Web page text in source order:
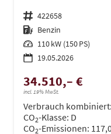
Fahrzeugnr. 422658
Kraftstoff Benzin
Leistung 110 kW (150 PS)
19.05.2026
34.510,– €
incl. 19% MwSt.
Verbrauch kombiniert:
CO2-Klasse: D
CO2-Emissionen: